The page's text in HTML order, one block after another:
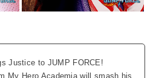
Justice to JUMP FORCE!
My Hero Academia will smash his